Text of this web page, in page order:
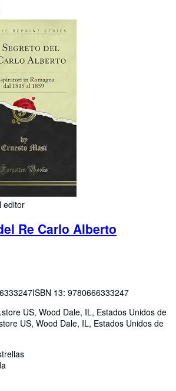
editor
Re Carlo Alberto
ISBN 13: 9780666333247
US, Wood Dale, IL, Estados Unidos de
US, Wood Dale, IL, Estados Unidos de